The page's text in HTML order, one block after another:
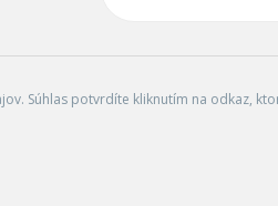
Súhlas potvrdíte kliknutím na odkaz,